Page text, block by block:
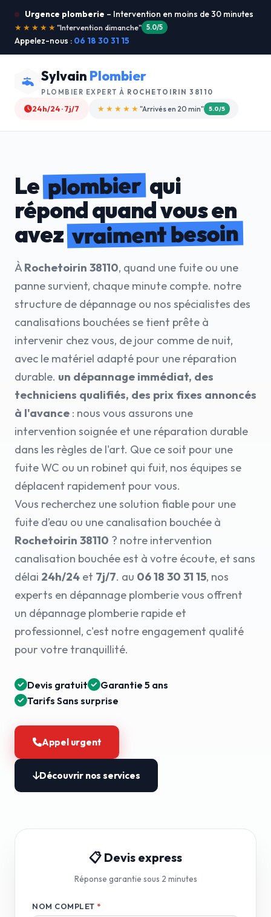
Urgence plomberie – Intervention en moins de 30 minutes
★★★★★"Je recommande !" 4.9/5
Appelez-nous : 06 18 30 31 15
Sylvain Plombier
PLOMBIER EXPERT À ROCHETOIRIN 38110
24h/24 · 7j/7 ★★★★☆ "Devis gratuit" 4.8/5
Leplombierqui
répond quand vous en
avezvraiment besoin
ÀRochetoirin 38110, quand une fuite ou une
panne survient, chaque minute compte. notre
structure de dépannage ou nos spécialistes des
canalisations bouchées se tient prête à
intervenir chez vous, de jour comme de nuit,
avec le matériel adapté pour une réparation
durable. un dépannage immédiat, des
techniciens qualifiés, des prix fixes annoncés
à l'avance : nous vous assurons une
intervention soignée et une réparation durable
dans les règles de l'art. Que ce soit pour une
fuite WC ou un robinet qui fuit, nos équipes se
déplacent rapidement pour vous.
Vous recherchez une solution fiable pour une
fuite d’eau ou une canalisation bouchée à
Rochetoirin 38110 ? notre intervention
canalisation bouchée est à votre écoute, et sans
délai 24h/24 et 7j/7. au 06 18 30 31 15, nos
experts en dépannage plomberie vous offrent
un dépannage plomberie rapide et
professionnel, c'est notre engagement qualité
pour votre tranquillité.
Devis gratuit
Garantie 5 ans
Tarifs Sans surprise
Appel urgent
Découvrir nos services
📋 Devis express
Réponse garantie sous 2 minutes
NOM COMPLET *